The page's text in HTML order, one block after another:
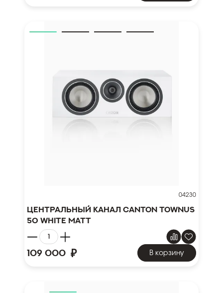
04230
Центральный канал Canton TOWNUS
50 white matt
109 000 ₽ В корзину